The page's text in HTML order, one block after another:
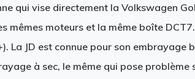
qui vise directement la Volkswagen
mêmes moteurs et la même boîte
La JD est connue pour son embrayage
à sec, le même qui pose